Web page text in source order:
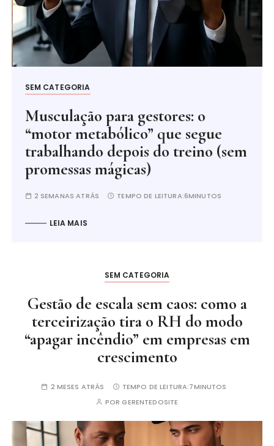
SEM CATEGORIA
Musculação para gestores: o
“motor metabólico” que segue
trabalhando depois do treino (sem
promessas mágicas)
2 SEMANAS ATRÁS TEMPO DE LEITURA:6MINUTOS
LEIA MAIS
SEM CATEGORIA
Gestão de escala sem caos: como a
terceirização tira o RH do modo
“apagar incêndio” em empresas em
crescimento
2 MESES ATRÁS TEMPO DE LEITURA:7MINUTOS
PORGERENTEDOSITE